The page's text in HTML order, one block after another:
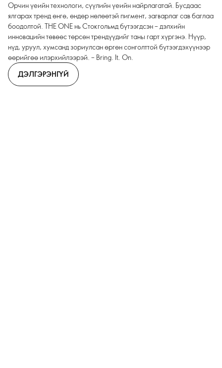
Орчин үеийн технологи, сүүлийн үеийн найрлагатай. Бусдаас
ялгарах тренд өнгө, өндөр нөлөөтэй пигмент, загварлаг сав баглаа
боодолтой. THE ONE нь Стокгольмд бүтээгдсэн – дэлхийн
инновацийн төвөөс төрсөн трендүүдийг таны гарт хүргэнэ. Нүүр,
нүд, уруул, хумсанд зориулсан өргөн сонголттой бүтээгдэхүүнээр
өөрийгөө илэрхийлээрэй. – Bring. It. On.
ДЭЛГЭРЭНГҮЙ